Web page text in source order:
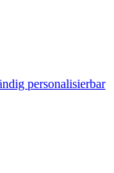
personalisierbar